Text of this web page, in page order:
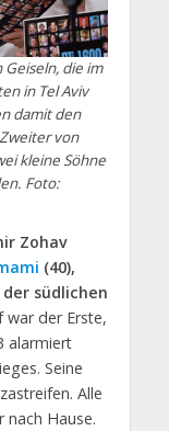
Geiseln, die im
in Tel Aviv
damit den
von
kleine Söhne
Foto:
Zohav
(40),
südlichen
war der Erste,
alarmiert
Seine
Alle
nach Hause.